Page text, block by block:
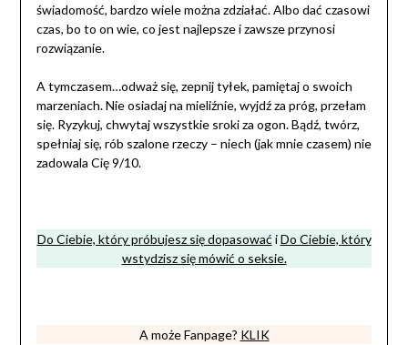
świadomość, bardzo wiele można zdziałać. Albo dać czasowi
czas, bo to on wie, co jest najlepsze i zawsze przynosi
rozwiązanie.
A tymczasem…odważ się, zepnij tyłek, pamiętaj o swoich
marzeniach. Nie osiadaj na mieliźnie, wyjdź za próg, przełam
się. Ryzykuj, chwytaj wszystkie sroki za ogon. Bądź, twórz,
spełniaj się, rób szalone rzeczy – niech (jak mnie czasem) nie
zadowala Cię 9/10.
Do Ciebie, który próbujesz się dopasować iDo Ciebie, który
wstydzisz się mówić o seksie.
A może Fanpage? KLIK